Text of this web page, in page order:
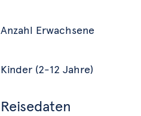
Anzahl Erwachsene
Kinder (2-12 Jahre)
Reisedaten